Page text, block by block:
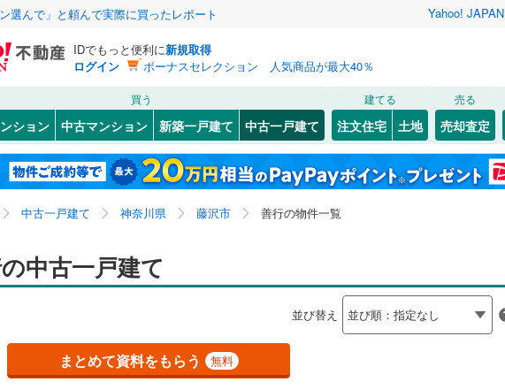
選んで」と頼んで実際に買ったレポート Yahoo! JAPAN
IDでもっと便利に新規取得
ログイン
ボーナスセレクション 人気商品が最大40％
買う
ション 中古マンション 新築一戸建て 中古一戸建て
建てる
注文住宅 土地
売る
売却査定
中古一戸建て 神奈川県 藤沢市 善行の物件一覧
中古一戸建て
並び替え
まとめて資料をもらう 無料
北海道
青森 岩手 宮城 秋田 山形
東京 神奈川 埼玉 千葉
新潟 長野
三重
大阪 兵庫
川崎区(30) 幸区(7)
高津区(28) 多摩区(34)
麻生区
58)
鶴見区(46)
(48
金沢区(24)
戸塚区(64)
石川(7) 稲荷(2)
円行(3) 遠藤(2)
片瀬
9 片瀬海岸
亀井野(2)
鵠沼松が岡(4) 葛原(2)
城南( 3)
高倉(4)
湘南新宿ライン（宇都宮～逗子）
(0)
湘南新宿ライン（前橋～小田原）
(0 )
南武線(0) 鶴見線(0 )
御殿場線(0)
横浜市営地下鉄グリーンライン( )
京王相模原線(0)
リフォーム、リノベーション
リノベーション・リフォーム
（2）
築古・築30年以上（0）
設備
床暖房（0）
駐車場2台以上（0） ビルトインガレージ（0）
（1）
防犯カメラ（ 0）
検索条件を保存しました
この検索条件の新着物件通知は、 マイページから設定できます。
神奈川県、藤沢市、善行
検索条件を保存する
マイページ
お気に入りリストを見る
閉じる
お気に入りリストを見る
閉じる